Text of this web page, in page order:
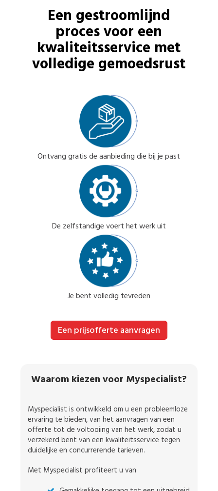
Een gestroomlijnd
proces voor een
kwaliteitsservice met
volledige gemoedsrust
Ontvang gratis de aanbieding die bij je past
De zelfstandige voert het werk uit
Je bent volledig tevreden
Een prijsofferte aanvragen
Waarom kiezen voor Myspecialist?
Myspecialist is ontwikkeld om u een probleemloze
ervaring te bieden, van het aanvragen van een
offerte tot de voltooiing van het werk, zodat u
verzekerd bent van een kwaliteitsservice tegen
duidelijke en concurrerende tarieven.
Met Myspecialist profiteert u van